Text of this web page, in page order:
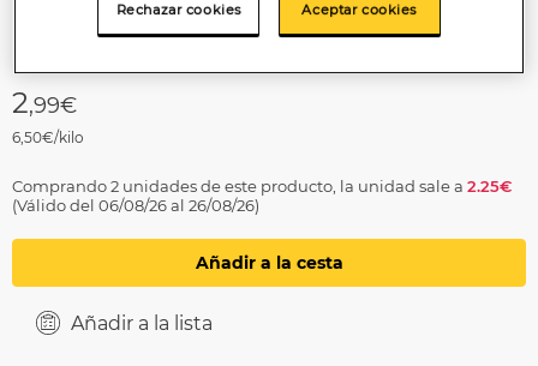
2,99€
6,50€/kilo
Comprando 2 unidades de este producto, la unidad sale a 2.25€
(Válido del 06/08/26 al 26/08/26)
Añadir a la cesta
Añadir a la lista
Rechazar cookies Aceptar cookies